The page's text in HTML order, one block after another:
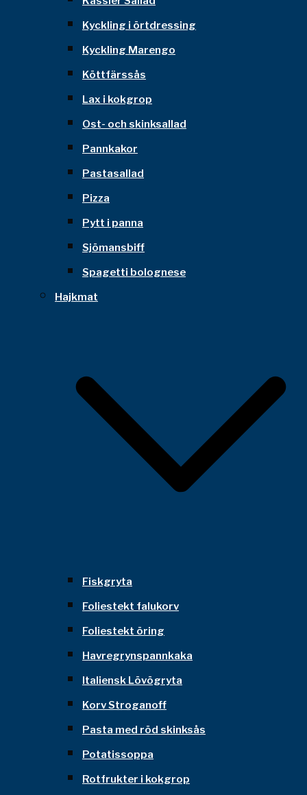
Kyckling i örtdressing
Kyckling Marengo
Köttfärssås
Lax i kokgrop
Ost- och skinksallad
Pannkakor
Pastasallad
Pizza
Pytt i panna
Sjömansbiff
Spagetti bolognese
Hajkmat
Fiskgryta
Foliestekt falukorv
Foliestekt öring
Havregrynspannkaka
Italiensk Lövögryta
Korv Stroganoff
Pasta med röd skinksås
Potatissoppa
Rotfrukter i kokgrop